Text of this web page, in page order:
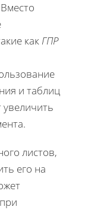
как ГПР
и таблиц
увеличить
листов,
его на